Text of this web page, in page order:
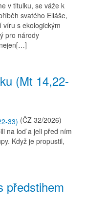
v titulku, se váže k
svatého Eliáše,
s ekologickým
pro národy
(Mt 14,22-
(ČZ 32/2026)
na loď a jeli před ním
Když je propustil,
předstihem